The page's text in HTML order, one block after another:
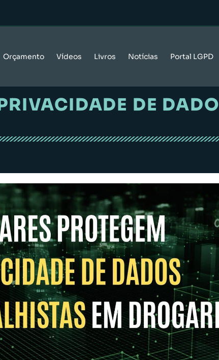
Orçamento Vídeos Livros Notícias Portal LGPD
DE